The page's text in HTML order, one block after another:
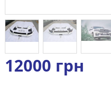
12000 грн